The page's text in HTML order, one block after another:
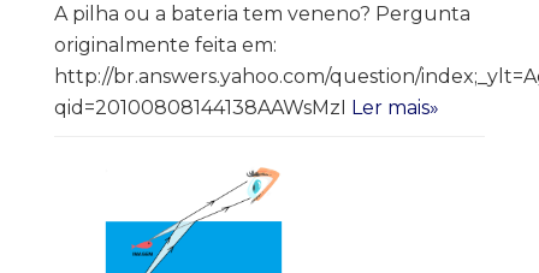
A pilha ou a bateria tem veneno? Pergunta
originalmente feita em:
http://br.answers.yahoo.com/question/
qid=20100808144138AAWsMzI Ler mais»